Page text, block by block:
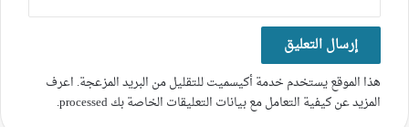
هذا الموقع يستخدم خدمة أكيسميت للتقليل من البريد المزعجة. اعرف
المزيد عن كيفية التعامل مع بيانات التعليقات الخاصة بك processed
.